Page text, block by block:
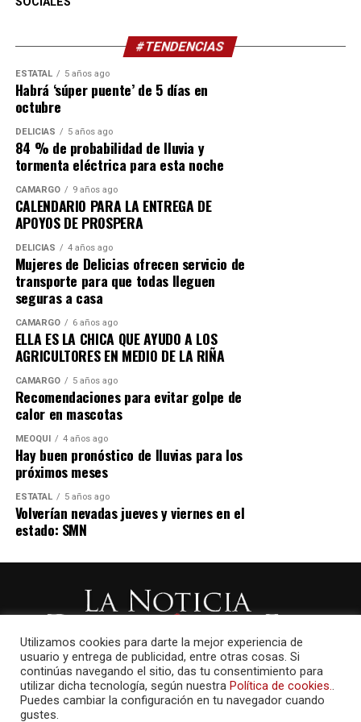
#TENDENCIAS
ESTATAL 5 años ago
Habrá ‘súper puente’ de 5 días en
octubre
DELICIAS 5 años ago
84 % de probabilidad de lluvia y
tormenta eléctrica para esta noche
CAMARGO 9 años ago
CALENDARIO PARA LA ENTREGA DE
APOYOS DE PROSPERA
DELICIAS 4 años ago
Mujeres de Delicias ofrecen servicio de
transporte para que todas lleguen
seguras a casa
CAMARGO 6 años ago
ELLA ES LA CHICA QUE AYUDO A LOS
AGRICULTORES EN MEDIO DE LA RIÑA
CAMARGO 5 años ago
Recomendaciones para evitar golpe de
calor en mascotas
MEOQUI 4 años ago
Hay buen pronóstico de lluvias para los
próximos meses
ESTATAL 5 años ago
Volverían nevadas jueves y viernes en el
estado: SMN
Utilizamos cookies para darte la mejor experiencia de
usuario y entrega de publicidad, entre otras cosas. Si
continúas navegando el sitio, das tu consentimiento para
utilizar dicha tecnología, según nuestra Política de cookies..
Puedes cambiar la configuración en tu navegador cuando
gustes.